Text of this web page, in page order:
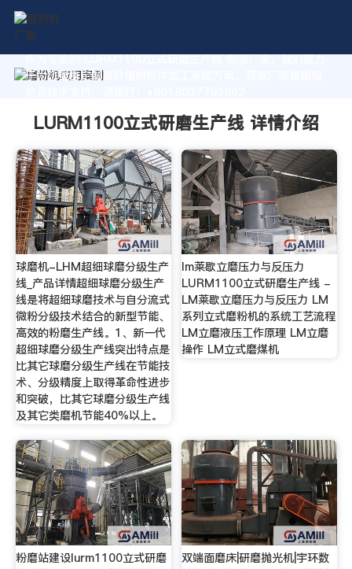
作为专业的 LURM1100立式研磨生产线 制造厂家，我们致力
于为您量身定制高价值的粉体加工系统方案。获取厂家直销报
LURM1100立式研磨生产线 详情介绍
球磨机-LHM超细球磨分级生产
线_产品详情超细球磨分级生产
线是将超细球磨技术与自分流式
微粉分级技术结合的新型节能、
高效的粉磨生产线。1、新一代
超细球磨分级生产线突出特点是
比其它球磨分级生产线在节能技
术、分级精度上取得革命性进步
和突破，比其它球磨分级生产线
及其它类磨机节能40%以上。
lm莱歇立磨压力与反压力
LURM1100立式研磨生产线 -
LM莱歇立磨压力与反压力 LM
系列立式磨粉机的系统工艺流程
LM立磨液压工作原理 LM立磨
操作 LM立式磨煤机
粉磨站建设lurm1100立式研磨
双端面磨床|研磨抛光机|宇环数